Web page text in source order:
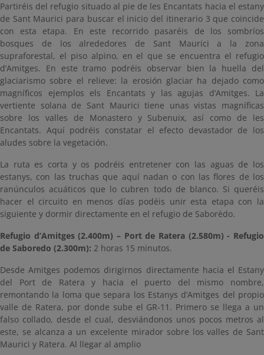
Partiréis del refugio situado al pie de les Encantats hacia el estany
de Sant Maurici para buscar el inicio del itinerario 3 que coincide
con esta etapa. En este recorrido pasaréis de los sombríos
bosques de los alrededores de Sant Maurici a la zona
supraforestal, el piso alpino, en el que se encuentra el refugio
d’Amitges. En este tramo podréis observar bien la huella del
glaciarismo sobre el relieve: la erosión glaciar ha dejado como
magníficos ejemplos els Encantats y las agujas d’Amitges. La
vertiente solana de Sant Maurici tiene unas vistas magníficas
sobre los valles de Monastero y Subenuix, así como de les
Encantats. Aquí podréis constatar el efecto devastador de los
aludes sobre la vegetación.
La ruta es corta y os podréis entretener con las aguas de los
estanys, con las truchas que aquí nadan o con las flores de los
ranúnculos acuáticos que lo cubren todo de blanco. Si queréis
hacer el circuito en menos días podéis unir esta etapa con la
siguiente y dormir directamente en el refugio de Saborèdo.
Refugio d’Amitges (2.400m) – Port de Ratera (2.580m) - Refugio
de Saboredo (2.300m): 2 horas 15 minutos.
Desde Amitges podemos dirigirnos directamente hacia el Estany
del Port de Ratera y hacia el puerto del mismo nombre,
remontando la loma que separa los Estanys d’Amitges del propio
valle de Ratera, por donde sube el GR-11. Primero se llega a un
falso collado, desde el cual, desviándonos unos pocos metros al
este, se alcanza a un excelente mirador sobre los valles de Sant
Maurici y Ratera. Al llegar al amplio